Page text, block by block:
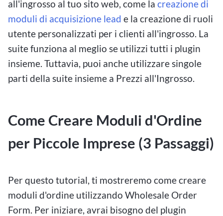
all'ingrosso al tuo sito web, come la creazione di
moduli di acquisizione lead e la creazione di ruoli
utente personalizzati per i clienti all'ingrosso. La
suite funziona al meglio se utilizzi tutti i plugin
insieme. Tuttavia, puoi anche utilizzare singole
parti della suite insieme a Prezzi all'Ingrosso.
Come Creare Moduli d'Ordine
per Piccole Imprese (3 Passaggi)
Per questo tutorial, ti mostreremo come creare
moduli d'ordine utilizzando Wholesale Order
Form. Per iniziare, avrai bisogno del plugin